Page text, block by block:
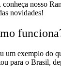
conheça nosso
novidades!
um exemplo do
para o Brasil,